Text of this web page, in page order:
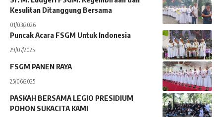
Kesulitan Ditanggung Bersama
01/03/2026
Puncak Acara FSGM Untuk Indonesia
29/07/2025
FSGM PANEN RAYA
25/06/2025
PASKAH BERSAMA LEGIO PRESIDIUM
POHON SUKACITA KAMI